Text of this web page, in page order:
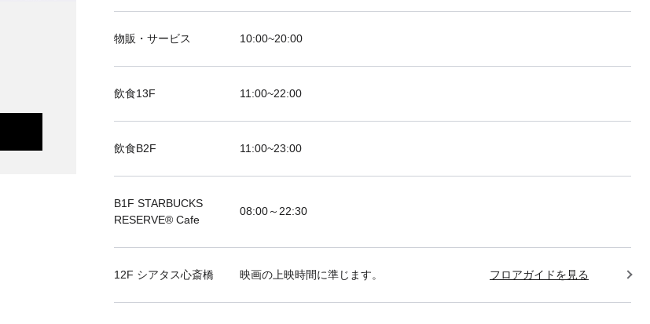
物販・サービス 10:00~20:00
飲食13F 11:00~22:00
飲食B2F 11:00~23:00
B1F STARBUCKS
RESERVE®︎ Cafe
08:00～22:30
12F シアタス心斎橋 映画の上映時間に準じます。 フロアガイドを見る